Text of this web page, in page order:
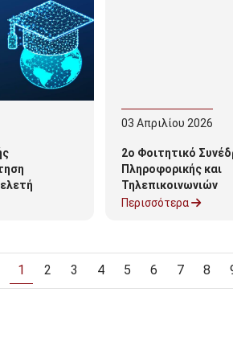
03 Απριλίου 2026
2ο Φοιτητικό
Πληροφορικής και
Τηλεπικοινωνιών
Περισσότερα
Τρέχουσα σελίδα
1 Page
2 Page
3 Page
4 Page
5 Page
6 Page
7 Page
8